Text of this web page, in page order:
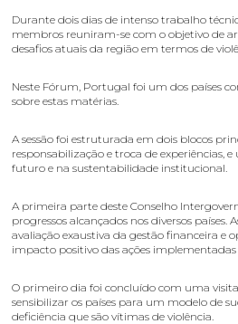
Durante dois dias de intenso trabalho
membros reuniram-se com o objetivo de
desafios atuais da região em termos de
Neste Fórum, Portugal foi um dos países
sobre estas matérias.
A sessão foi estruturada em dois blocos
responsabilização e troca de experiências,
futuro e na sustentabilidade institucional.
A primeira parte deste Conselho
progressos alcançados nos diversos
avaliação exaustiva da gestão financeira e
impacto positivo das ações implementadas
O primeiro dia foi concluído com uma
sensibilizar os países para um modelo de
deficiência que são vítimas de violência.